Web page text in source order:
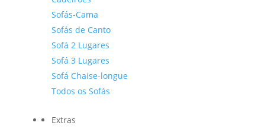
Sofás-Cama
Sofás de Canto
Sofá 2 Lugares
Sofá 3 Lugares
Sofá Chaise-longue
Todos os Sofás
Extras